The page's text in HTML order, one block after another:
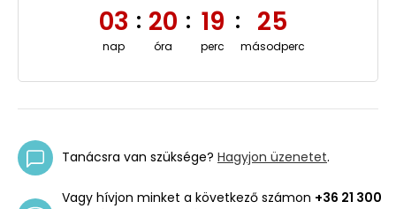
03
nap
: 20
óra
: 19
perc
: 25
másodperc
Tanácsra van szüksége? Hagyjon üzenetet.
Vagy hívjon minket a következő számon +36 21 300